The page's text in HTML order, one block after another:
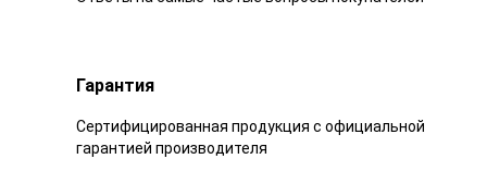
Гарантия
Сертифицированная продукция с официальной
гарантией производителя